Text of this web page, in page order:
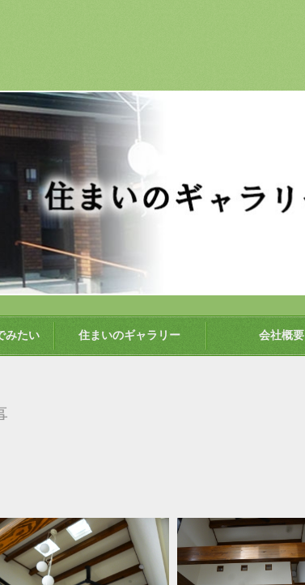
みたい 住まいのギャラリー 会社概要